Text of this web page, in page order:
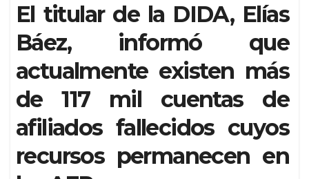
El titular de la DIDA, Elías
Báez, informó que
actualmente existen más
de 117 mil cuentas de
afiliados fallecidos cuyos
recursos permanecen en